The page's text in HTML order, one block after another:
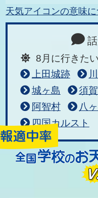
天気アイコンの意味
8月に行きた
上田城跡
城ヶ島
須
阿智村
八
四国カルスト